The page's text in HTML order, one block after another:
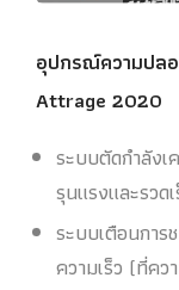
อุปกรณ์ความปล
Attrage 2020
ระบบตัดกำลังเ
รุนแรงและรวด
ระบบเตือนกา
ความเร็ว (ที่คว